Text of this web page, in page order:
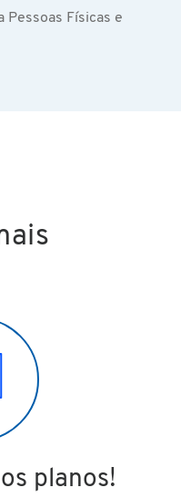
Pessoas Físicas e
planos!